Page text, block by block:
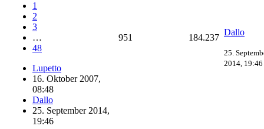
1
2
3
…
48
Lupetto
16. Oktober 2007,
08:48
Dallo
25. September 2014,
19:46
951 184.237
Dallo
25.
2014, 19:46